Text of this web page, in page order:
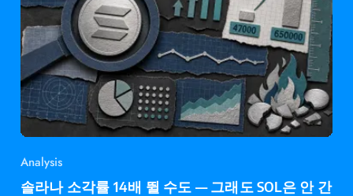
Analysis
솔라나 소각률 14배 뛸 수도 — 그래도 SOL은 안 간